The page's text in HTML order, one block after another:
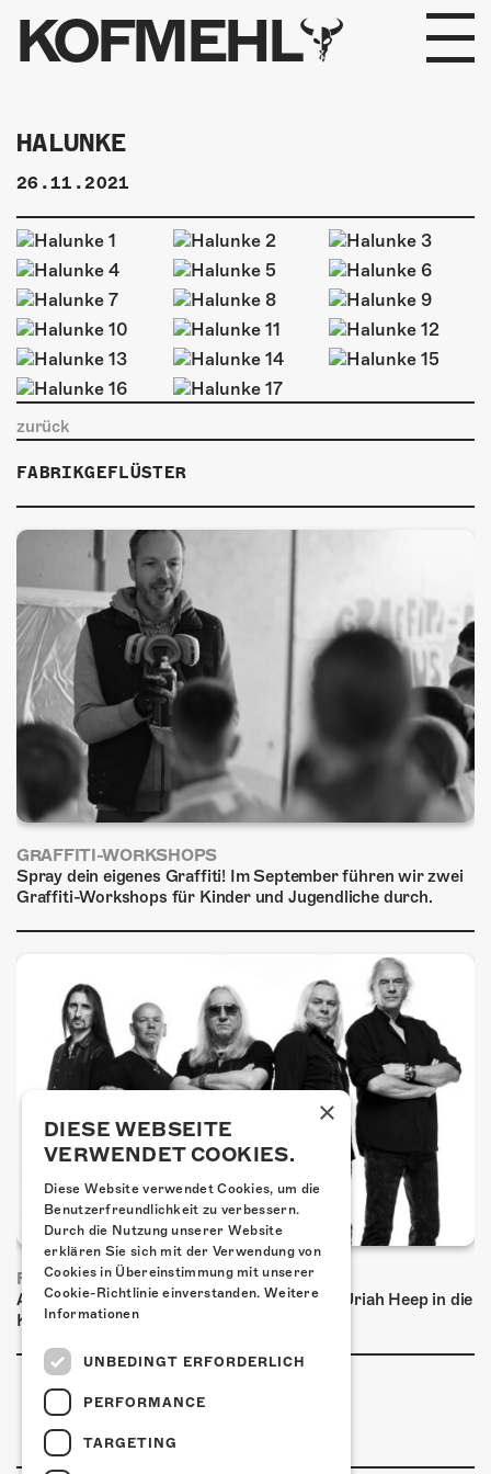
KOFMEHL
PROGRAMM
FABRIKGEFLÜSTER
GALERIE
FOTOGALERIE
PHOTOMAT
INFOS
KONTAKT
GÖNNEREI
SHOP
MITMACHEN
HALUNKE
26.11.2021
zurück
FABRIKGEFLÜSTER
GRAFFITI-WORKSHOPS
Spray dein eigenes Graffiti! Im September führen wir zwei
Graffiti-Workshops für Kinder und Jugendliche durch.
FRISCH BESTÄTIGT: URIAH HEEP
Am Sonntag, 15. November 2026 kommen Uriah Heep in die
Kulturfabrik Kofmehl!
×
DIESE WEBSEITE
VERWENDET COOKIES.
Diese Website verwendet Cookies, um die
Benutzerfreundlichkeit zu verbessern.
Durch die Nutzung unserer Website
erklären Sie sich mit der Verwendung von
Cookies in Übereinstimmung mit unserer
Cookie-Richtlinie einverstanden. Weitere
Informationen
UNBEDINGT ERFORDERLICH
PERFORMANCE
TARGETING